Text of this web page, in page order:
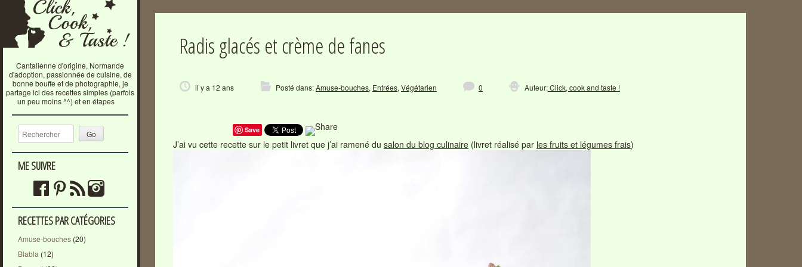
Cantalienne d'origine, Normande
d'adoption, passionnée de cuisine, de
bonne bouffe et de photographie, je
partage ici des recettes simples (parfois
un peu moins ^^) et en étapes
Recherche
ME SUIVRE
RECETTES PAR CATÉGORIES
Amuse-bouches (20)
Blabla (12)
Radis glacés et crème de fanes
il y a 12 ans Posté dans:Amuse-bouches, Entrées, Végétarien 0 Auteur:Click, cook and taste !
Save
J’ai vu cette recette sur le petit livret que j’ai ramené du salon du blog culinaire (livret réalisé par les fruits et légumes frais)